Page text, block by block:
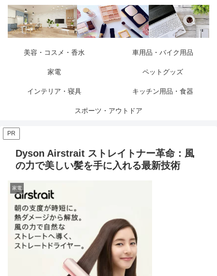
美容・コスメ・香水 車用品・バイク用品
家電 ペットグッズ
インテリア・寝具 キッチン用品・食器
スポーツ・アウトドア
PR
Dyson Airstrait ストレイトナー革命：風
の力で美しい髪を手に入れる最新技術
家電